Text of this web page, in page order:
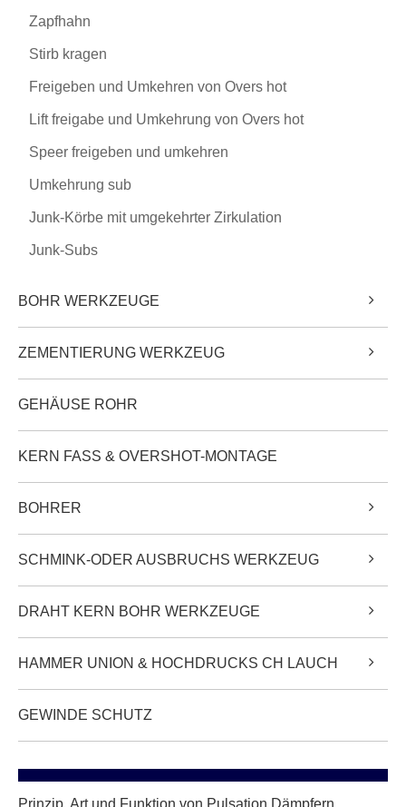
Zapfhahn
Stirb kragen
Freigeben und Umkehren von Overs hot
Lift freigabe und Umkehrung von Overs hot
Speer freigeben und umkehren
Umkehrung sub
Junk-Körbe mit umgekehrter Zirkulation
Junk-Subs
BOHR WERKZEUGE
ZEMENTIERUNG WERKZEUG
GEHÄUSE ROHR
KERN FASS & OVERSHOT-MONTAGE
BOHRER
SCHMINK-ODER AUSBRUCHS WERKZEUG
DRAHT KERN BOHR WERKZEUGE
HAMMER UNION & HOCHDRUCKS CH LAUCH
GEWINDE SCHUTZ